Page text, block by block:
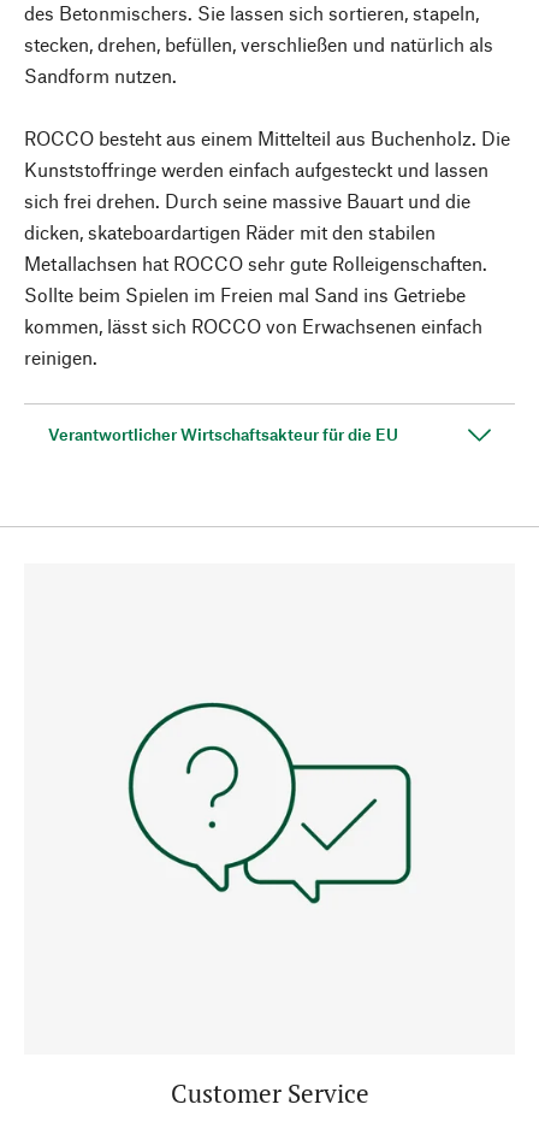
des Betonmischers. Sie lassen sich sortieren, stapeln,
stecken, drehen, befüllen, verschließen und natürlich als
Sandform nutzen.
ROCCO besteht aus einem Mittelteil aus Buchenholz. Die
Kunststoffringe werden einfach aufgesteckt und lassen
sich frei drehen. Durch seine massive Bauart und die
dicken, skateboardartigen Räder mit den stabilen
Metallachsen hat ROCCO sehr gute Rolleigenschaften.
Sollte beim Spielen im Freien mal Sand ins Getriebe
kommen, lässt sich ROCCO von Erwachsenen einfach
reinigen.
Verantwortlicher Wirtschaftsakteur für die EU
Customer Service